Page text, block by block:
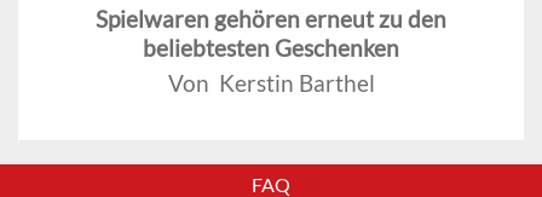
Spielwaren gehören erneut zu den
beliebtesten Geschenken
Von Kerstin Barthel
FAQ